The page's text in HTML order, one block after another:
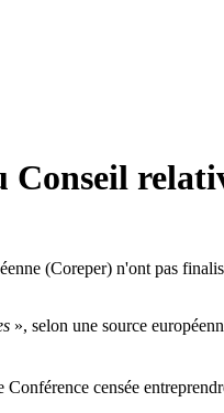
(Coreper) n'ont pas
», selon une source
censée